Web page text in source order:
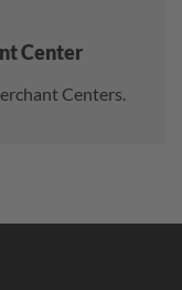
Center
Centers.